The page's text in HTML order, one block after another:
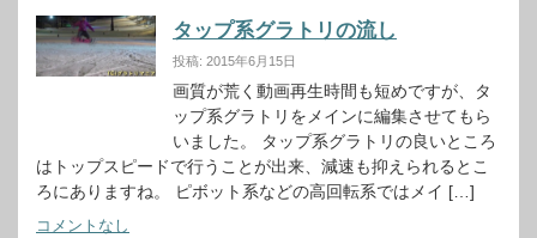
タップ系グラトリの流し
投稿: 2015年6月15日
画質が荒く動画再生時間も短めですが、タ
ップ系グラトリをメインに編集させてもら
いました。 タップ系グラトリの良いところ
はトップスピードで行うことが出来、減速も抑えられるとこ
ろにありますね。 ピボット系などの高回転系ではメイ […]
コメントなし